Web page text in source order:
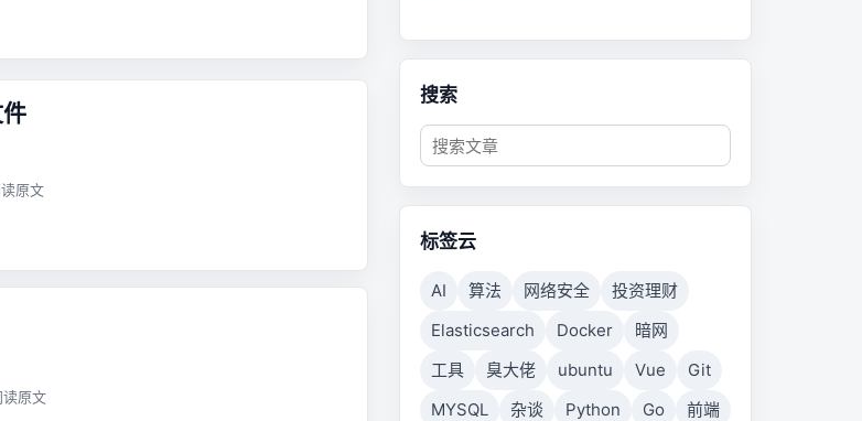
原文
读原文
搜索
标签云
AI 算法 网络安全
投资理财
Elasticsearch
Docker
暗网
工具
臭大佬 ubuntu Vue
Git
MYSQL
杂谈 Python Go
前端